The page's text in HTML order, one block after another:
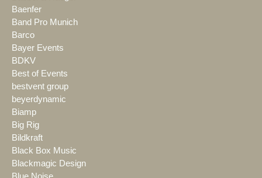
Baenfer
Band Pro Munich
Barco
Bayer Events
BDKV
Best of Events
bestvent group
beyerdynamic
Biamp
Big Rig
Bildkraft
Black Box Music
Blackmagic Design